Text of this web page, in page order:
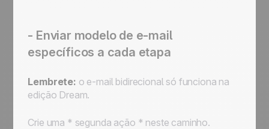
- Enviar modelo de e-mail
específicos a cada etapa
Lembrete: o e-mail bidirecional só funciona na
edição Dream.
Crie uma * segunda ação * neste caminho.